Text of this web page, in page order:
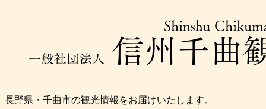
長野県・千曲市の観光情報をお届けいたします。